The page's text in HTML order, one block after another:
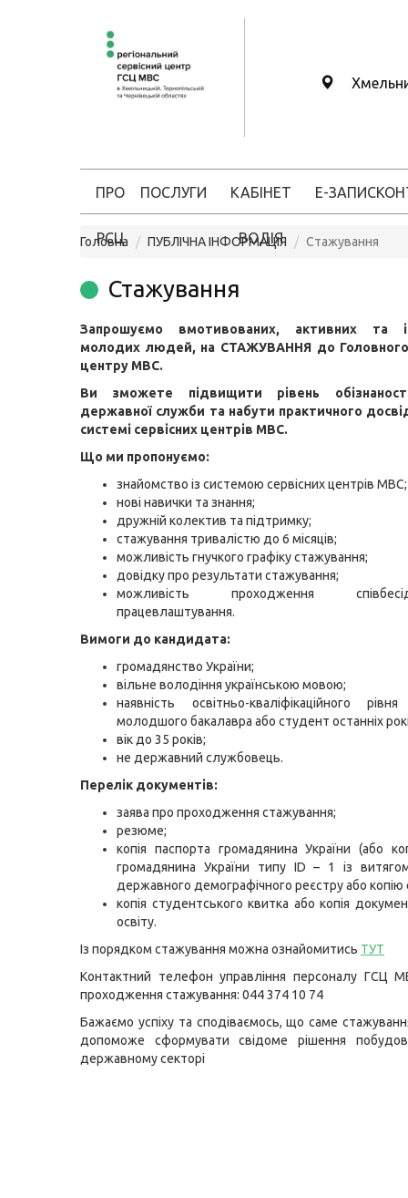
ПРО
РСЦ
ПОСЛУГИ КАБІНЕТ
ВОДІЯ
Е-ЗАПИС
Головна ПУБЛІЧНА ІНФОРМАЦІЯ Стажування
Стажування
Запрошуємо вмотивованих, активних та
молодих людей, на СТАЖУВАННЯ до Головного
центру МВС.
Ви зможете підвищити рівень
державної служби та набути практичного
системі сервісних центрів МВС.
Що ми пропонуємо:
знайомство із системою сервісних центрів МВС;
нові навички та знання;
дружній колектив та підтримку;
стажування тривалістю до 6 місяців;
можливість гнучкого графіку стажування;
довідку про результати стажування;
можливість проходження
працевлаштування.
Вимоги до кандидата:
громадянство України;
вільне володіння українською мовою;
наявність освітньо-кваліфікаційного
молодшого бакалавра або студент останніх
вік до 35 років;
не державний службовець.
Перелік документів:
заява про проходження стажування;
резюме;
копія паспорта громадянина України (або
громадянина України типу ID – 1 із
державного демографічного реєстру або копію
копія студентського квитка або копія
освіту.
Із порядком стажування можна ознайомитись ТУТ
Контактний телефон управління персоналу ГСЦ
проходження стажування: 044 374 10 74
Бажаємо успіху та сподіваємось, що саме
допоможе сформувати свідоме рішення
державному секторі